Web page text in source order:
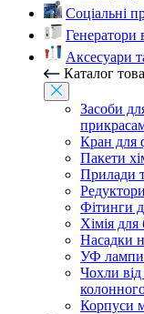
Соціальні
Генератори
Аксесуари
Каталог
Засоби
Кран для
Пакети
Прилади
Фітинги
Хімія для
Насадки
УФ лампи
Чохли
Корпуси